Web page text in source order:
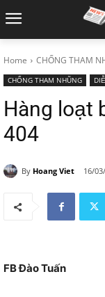
Home CHỐNG THAM
CHỐNG THAM NHŨNG
Hàng loạt
404
By Hoang Viet 16/
FB Đào Tuấn